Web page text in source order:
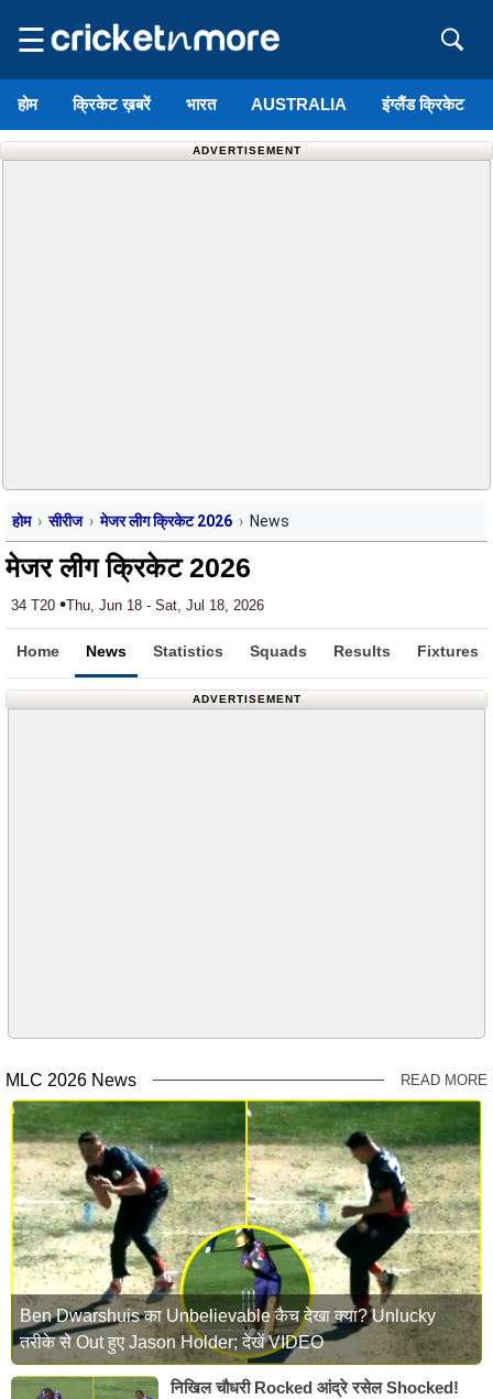
☰
होम क्रिकेट ख़बरें भारत AUSTRALIA इंग्लैंड क्रिकेट
ADVERTISEMENT
होम सीरीज मेजर लीग क्रिकेट 2026 News
मेजर लीग क्रिकेट 2026
34 T20 •Thu, Jun 18 - Sat, Jul 18, 2026
Home News Statistics Squads Results Fixtures
ADVERTISEMENT
MLC 2026 News READ MORE
Ben Dwarshuis का Unbelievable कैच देखा क्या? Unlucky
तरीके से Out हुए Jason Holder; देखें VIDEO
निखिल चौधरी Rocked आंद्रे रसेल Shocked!